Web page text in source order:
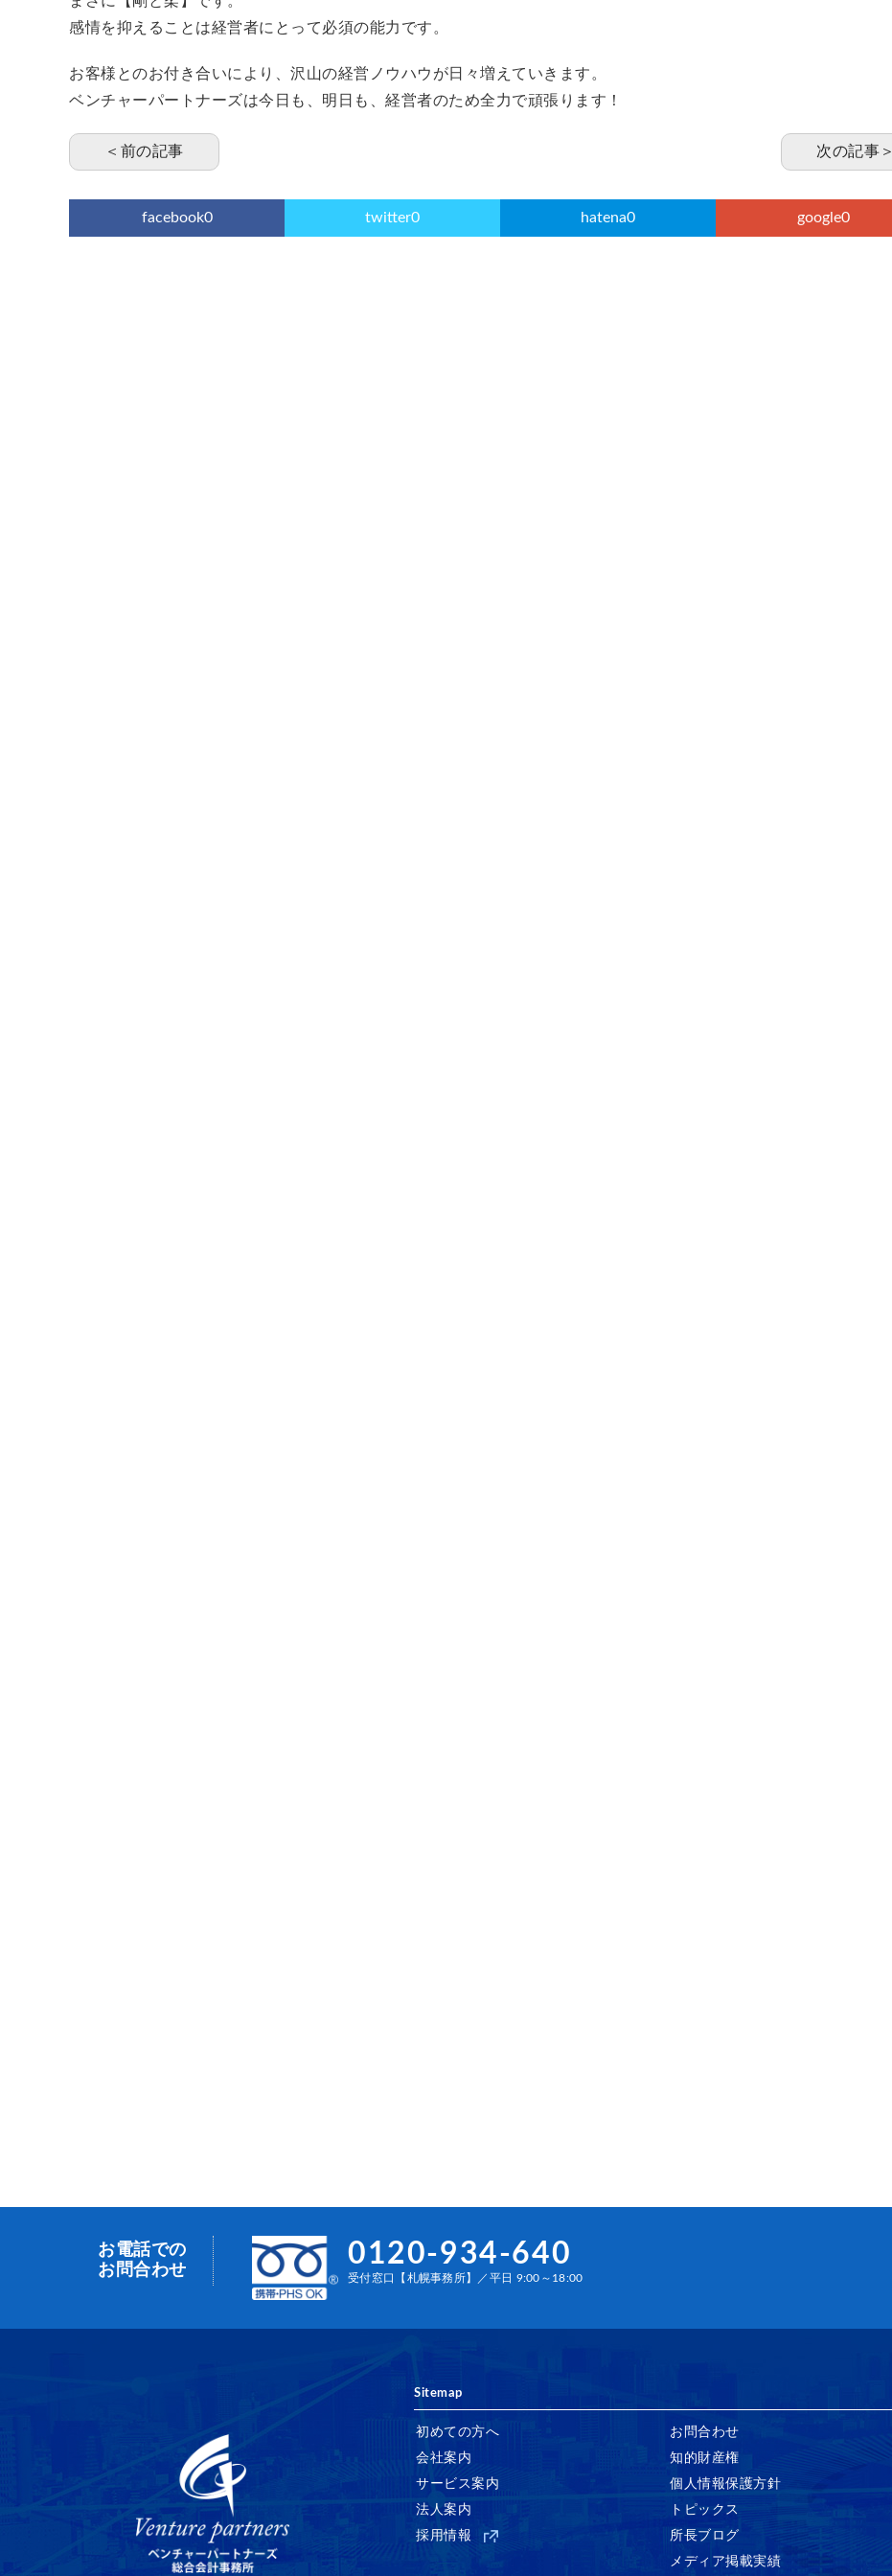
感情を抑えることは経営者にとって必須の能力です。
お客様とのお付き合いにより、沢山の経営ノウハウが日々増えていきます。
ベンチャーパートナーズは今日も、明日も、経営者のため全力で頑張ります！
＜前の記事 次の記事＞
facebook0 twitter0 hatena0 google0
お電話での
お問合わせ
0120-934-640
受付窓口【札幌事務所】／平日 9:00～18:00
Sitemap
初めての方へ
会社案内
サービス案内
法人案内
採用情報
お問合わせ
知的財産権
個人情報保護方針
トピックス
所長ブログ
メディア掲載実績